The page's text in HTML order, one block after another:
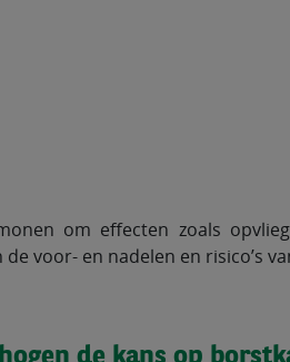
om effecten zoals
voor- en nadelen en risico’s